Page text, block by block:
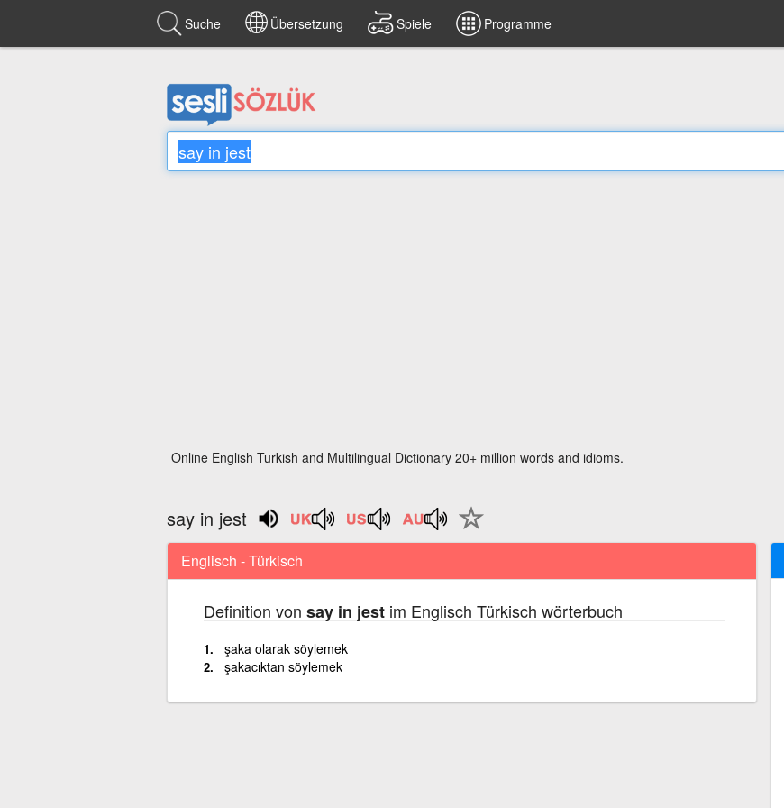
Suche Übersetzung Spiele Programme
Online English Turkish and Multilingual Dictionary 20+ million words and idioms.
say in jest
Englisch - Türkisch
Definition von say in jestim Englisch Türkisch wörterbuch
şaka olarak söylemek
şakacıktan söylemek